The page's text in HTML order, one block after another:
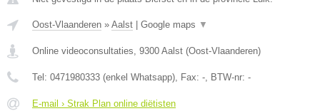
Oost-Vlaanderen » Aalst Google maps ▼
Online videoconsultaties, 9300 Aalst (Oost-Vlaanderen)
Tel: 0471980333 (enkel Whatsapp), Fax: -, BTW-nr: -
E-mail › Strak Plan online diëtisten